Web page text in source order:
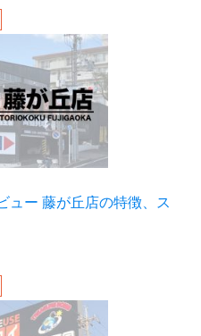
ュー 藤が丘店の特徴、ス